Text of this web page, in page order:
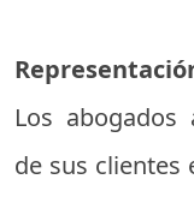
Los abogados
de sus clientes